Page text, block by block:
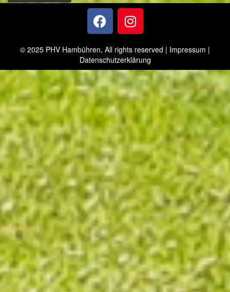
© 2025 PHV Hambühren, All rights reserved | Impressum |
Datenschutzerklärung